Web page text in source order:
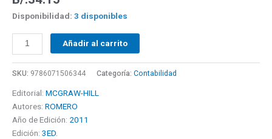
Disponibilidad: 3 disponibles
Añadir al carrito
SKU: 9786071506344 Categoría: Contabilidad
Editorial: MCGRAW-HILL
Autores: ROMERO
Año de Edición: 2011
Edición: 3ED.